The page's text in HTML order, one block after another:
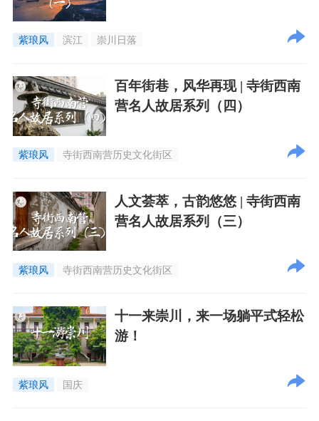
紫琅风 滨江 崇川日落
百年街巷，风华再现 | 寺街西南
营名人故居系列（四）
紫琅风 寺街西南营历史文化街区
人文荟萃，古韵悠悠 | 寺街西南
营名人故居系列（三）
紫琅风 寺街西南营历史文化街区
十一来崇川，来一场躺平式轻松
游！
紫琅风 国庆